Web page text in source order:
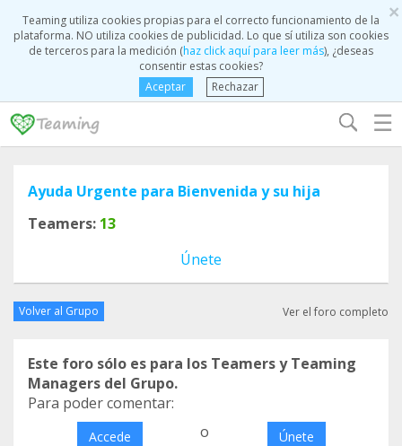
×
Teaming utiliza cookies propias para el correcto funcionamiento de la
plataforma. NO utiliza cookies de publicidad. Lo que sí utiliza son cookies
de terceros para la medición (haz click aquí para leer más), ¿deseas
consentir estas cookies?
Aceptar
Rechazar
☰
Ayuda Urgente para Bienvenida y su hija
Teamers: 13
Únete
Volver al Grupo Ver el foro completo
Este foro sólo es para los Teamers y Teaming
Managers del Grupo.
Para poder comentar:
Accede o Únete